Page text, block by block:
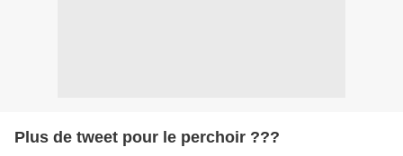
Plus de tweet pour le perchoir ???